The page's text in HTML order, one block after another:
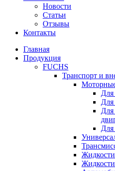
Новости
Статьи
Отзывы
Контакты
Главная
Продукция
FUCHS
Транспорт и
Для
Для
Для
Для